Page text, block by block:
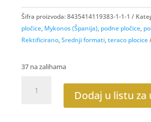
Šifra proizvoda:8435414119383-1-1-1
pločice, Mykonos (Španija), podne pločice,
Rektificirano,Srednji formati,teraco plocice
37 na zalihama
White
Dodaj u listu za